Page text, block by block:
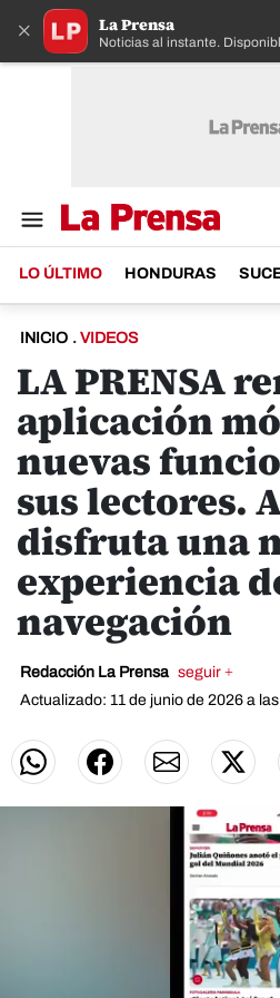
× La Prensa
Noticias al instante.
LO ÚLTIMO HONDURAS
INICIO . VIDEOS
LA PRENSA
aplicación
nuevas
sus lectores.
disfruta una
experiencia
navegación
Redacción La Prensa seguir +
Actualizado: 11 de junio de 2026 a